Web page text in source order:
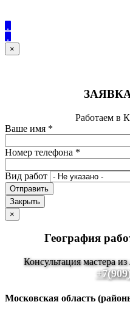
×
Работаем в
Ваше имя *
Номер телефона *
Вид работ
Отправить
Закрыть
×
География
Консультация мастера
Московская область